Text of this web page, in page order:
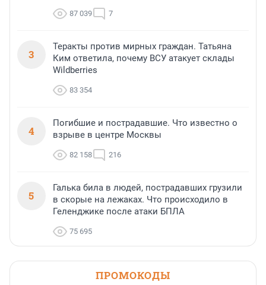
87 039 7
3
Теракты против мирных граждан. Татьяна
Ким ответила, почему ВСУ атакует склады
Wildberries
83 354
4
Погибшие и пострадавшие. Что известно о
взрыве в центре Москвы
82 158 216
5
Галька била в людей, пострадавших грузили
в скорые на лежаках. Что происходило в
Геленджике после атаки БПЛА
75 695
ПРОМОКОДЫ